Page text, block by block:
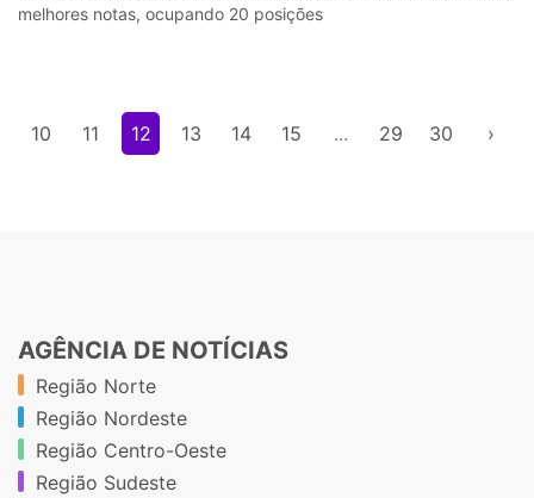
melhores notas, ocupando 20 posições
10 11 12 13 14 15 ... 29 30 ›
AGÊNCIA DE NOTÍCIAS
Região Norte
Região Nordeste
Região Centro-Oeste
Região Sudeste